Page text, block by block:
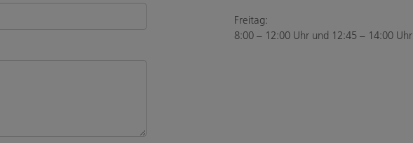
Freitag:
8:00 – 12:00 Uhr und 12:45 – 14:00 Uhr